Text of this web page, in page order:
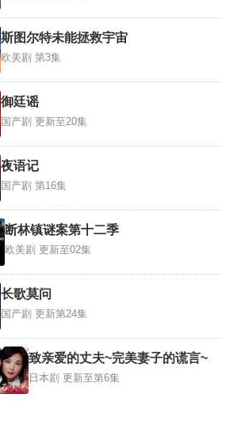
斯图尔特未能拯救宇宙
欧美剧 第3集
御廷谣
国产剧 更新至20集
夜语记
国产剧 第16集
断林镇谜案第十二季
欧美剧 更新至02集
长歌莫问
国产剧 更新第24集
致亲爱的丈夫~完美妻子的谎言~
日本剧 更新至第6集